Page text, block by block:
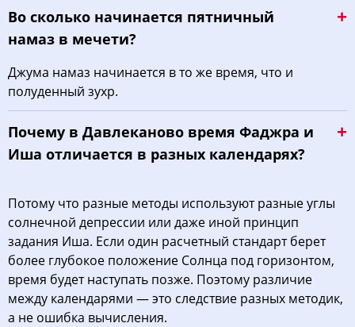
Во сколько начинается пятничный
намаз в мечети?
Джума намаз начинается в то же время, что и
полуденный зухр.
Почему в Давлеканово время Фаджра и
Иша отличается в разных календарях?
Потому что разные методы используют разные углы
солнечной депрессии или даже иной принцип
задания Иша. Если один расчетный стандарт берет
более глубокое положение Солнца под горизонтом,
время будет наступать позже. Поэтому различие
между календарями — это следствие разных методик,
а не ошибка вычисления.